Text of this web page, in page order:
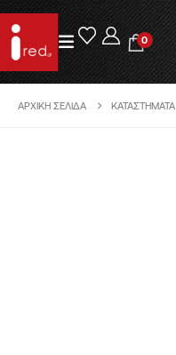
0
ΑΡΧΙΚΉ ΣΕΛΊΔΑ ΚΑΤΑΣΤΉΜΑΤΑ